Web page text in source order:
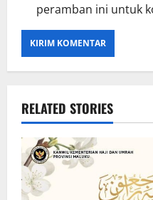
peramban ini untuk
RELATED STORIES